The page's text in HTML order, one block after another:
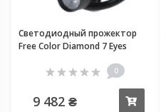
Светодиодный прожектор
Free Color Diamond 7 Eyes
0
9 482 ₴